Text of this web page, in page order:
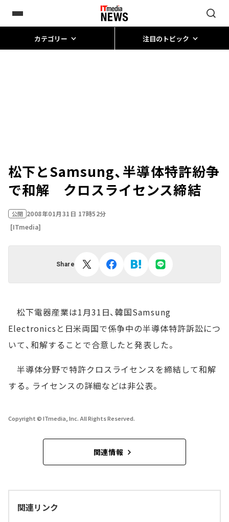
カテゴリー 注目のトピック
松下とSamsung、半導体特許紛争
で和解 クロスライセンス締結
公開 2008年01月31日 17時52分
[ITmedia]
Share
松下電器産業は1月31日、韓国Samsung
Electronicsと日米両国で係争中の半導体特許訴訟につ
いて、和解することで合意したと発表した。
半導体分野で特許クロスライセンスを締結して和解
する。ライセンスの詳細などは非公表。
Copyright © ITmedia, Inc. All Rights Reserved.
関連情報
関連リンク